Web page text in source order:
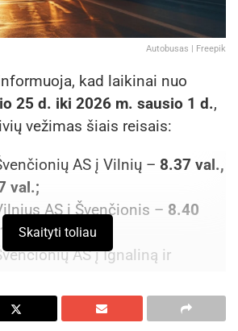
Autobusas | Freepik
informuoja, kad laikinai nuo
25 d. iki 2026 m. sausio 1 d.,
vežimas šiais reisais:
AS į Vilnių – 8.37 val.,
val.;
AS į Švenčionis – 8.40
val.;
AS į Ignaliną ir
Skaityti toliau